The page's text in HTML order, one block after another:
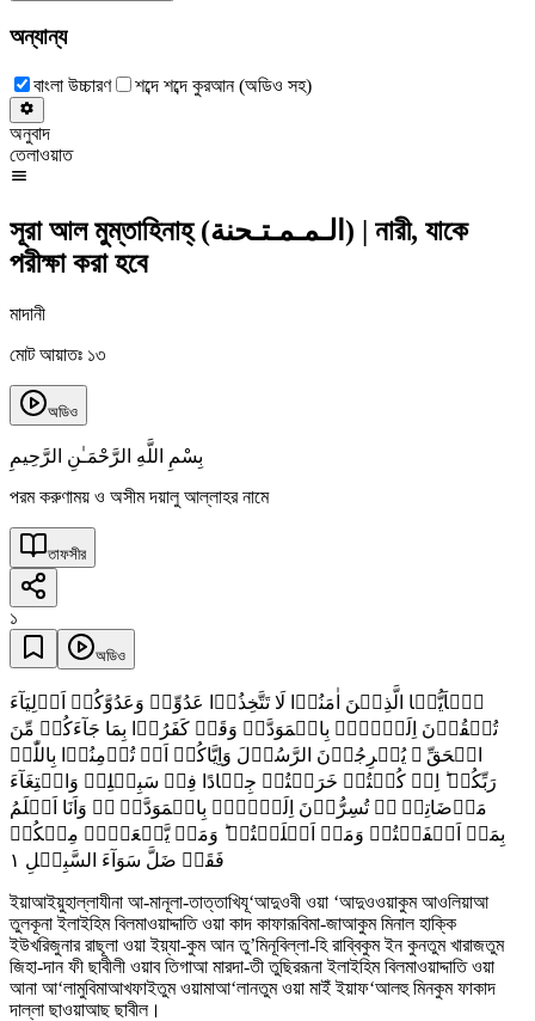
অন্যান্য
বাংলা উচ্চারণ শব্দে শব্দে কুরআন (অডিও সহ)
অনুবাদ
তেলাওয়াত
সূরা আল মুম্‌তাহিনাহ্‌ (الـمـمـتـحنة ) | নারী, যাকে
পরীক্ষা করা হবে
মাদানী
মোট আয়াতঃ ১৩
অডিও
بِسْمِ اللَّهِ الرَّحْمَـٰنِ الرَّحِيمِ
পরম করুণাময় ও অসীম দয়ালু আল্লাহর নামে
তাফসীর
১
অডিও
یٰۤاَیُّہَا الَّذِیۡنَ اٰمَنُوۡا لَا تَتَّخِذُوۡا عَدُوِّیۡ وَعَدُوَّکُمۡ اَوۡلِیَآءَ
تُلۡقُوۡنَ اِلَیۡہِمۡ بِالۡمَوَدَّۃِ وَقَدۡ کَفَرُوۡا بِمَا جَآءَکُمۡ مِّنَ
الۡحَقِّ ۚ یُخۡرِجُوۡنَ الرَّسُوۡلَ وَاِیَّاکُمۡ اَنۡ تُؤۡمِنُوۡا بِاللّٰہِ
رَبِّکُمۡ ؕ اِنۡ کُنۡتُمۡ خَرَجۡتُمۡ جِہَادًا فِیۡ سَبِیۡلِیۡ وَابۡتِغَآءَ
مَرۡضَاتِیۡ ٭ۖ تُسِرُّوۡنَ اِلَیۡہِمۡ بِالۡمَوَدَّۃِ ٭ۖ وَاَنَا اَعۡلَمُ
بِمَاۤ اَخۡفَیۡتُمۡ وَمَاۤ اَعۡلَنۡتُمۡ ؕ وَمَنۡ یَّفۡعَلۡہُ مِنۡکُمۡ
فَقَدۡ ضَلَّ سَوَآءَ السَّبِیۡلِ ١
ইয়াআইয়ুহাল্লাযীনা আ-মানূলা-তাত্তাখিযূ‘আদুওবী ওয়া ‘আদুওওয়াকুম আওলিয়াআ
তুলকূনা ইলাইহিম বিলমাওয়াদ্দাতি ওয়া কাদ কাফারূবিমা-জাআকুম মিনাল হাক্কি
ইউখরিজুনার রাছূলা ওয়া ইয়্যা-কুম আন তু’মিনূবিল্লা-হি রাব্বিকুম ইন কুনতুম খারাজতুম
জিহা-দান ফী ছাবীলী ওয়াব তিগাআ মারদা-তী তুছিররূনা ইলাইহিম বিলমাওয়াদ্দাতি ওয়া
আনা আ‘লামুবিমাআখফাইতুম ওয়ামাআ‘লানতুম ওয়া মাইঁ ইয়াফ‘আলহু মিনকুম ফাকাদ
দাল্লা ছাওয়াআছ ছাবীল।